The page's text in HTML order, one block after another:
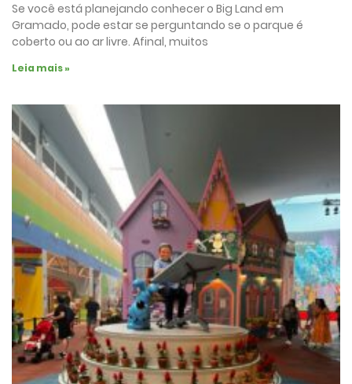
Se você está planejando conhecer o Big Land em
Gramado, pode estar se perguntando se o parque é
coberto ou ao ar livre. Afinal, muitos
Leia mais »